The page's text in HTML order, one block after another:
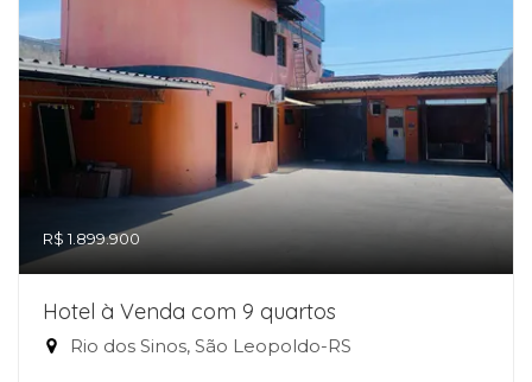
R$ 1.899.900
Hotel à Venda com 9 quartos
Rio dos Sinos, São Leopoldo-RS